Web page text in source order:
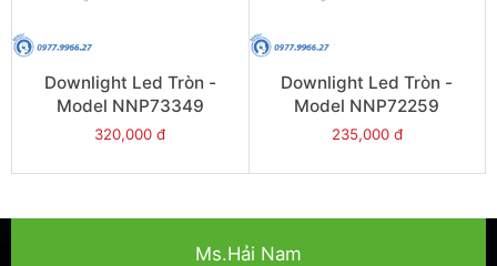
Downlight Led Tròn -
Model NNP73349
320,000 đ
Downlight Led Tròn -
Model NNP72259
235,000 đ
Ms.Hải Nam